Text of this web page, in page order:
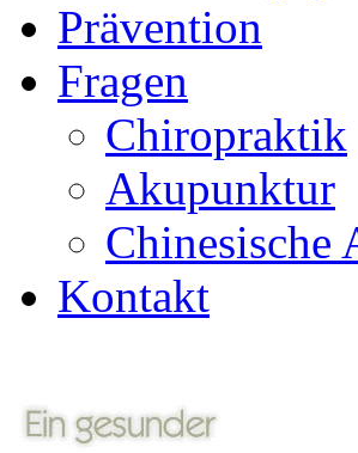
Prävention
Fragen
Chiropraktik
Akupunktur
Chinesische
Kontakt